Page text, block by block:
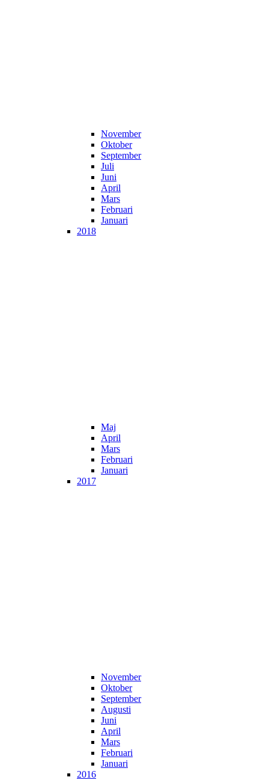
November
Oktober
September
Juli
Juni
April
Mars
Februari
Januari
2018
Maj
April
Mars
Februari
Januari
2017
November
Oktober
September
Augusti
Juni
April
Mars
Februari
Januari
2016